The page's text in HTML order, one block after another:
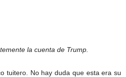
la cuenta de Trump.
tuitero. No hay duda que esta era su